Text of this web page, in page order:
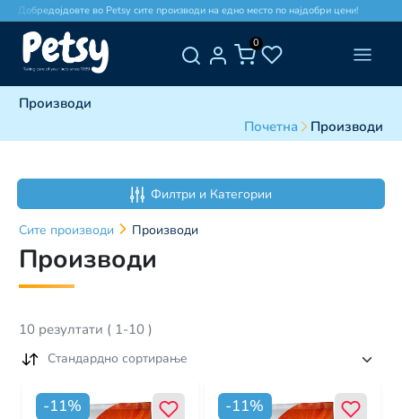
Добредојдовте во Petsy сите производи на едно место по најдобри цени!
0
Производи
Почетна
Производи
Филтри и Категории
Сите производи Производи
Производи
10 резултати ( 1-10 )
Стандардно сортирање
-11% -11%